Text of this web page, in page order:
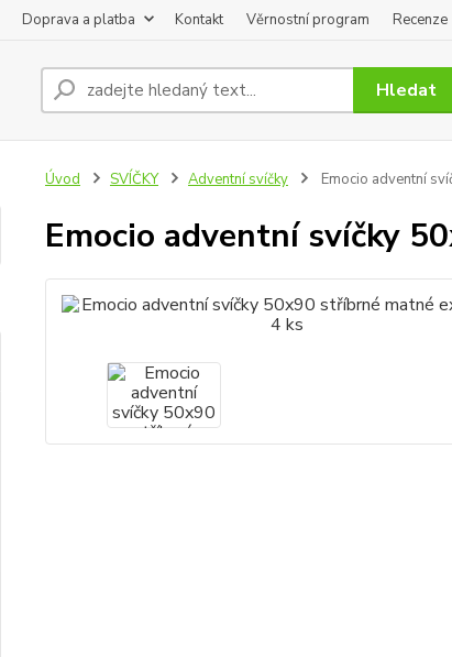
Doprava a platba Kontakt Věrnostní program Recenze
Hledat
Úvod SVÍČKY Adventní svíčky Emocio adventní
Emocio adventní svíčky